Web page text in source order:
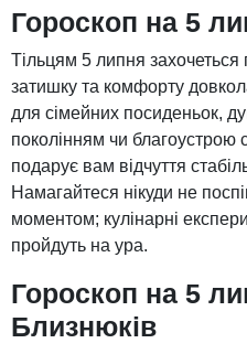
Гороскоп на 5
Тільцям 5 липня
затишку та комфорту
для сімейних посиденьок,
поколінням чи благоустрою
подарує вам відчуття
Намагайтеся нікуди не
моментом; кулінарні
пройдуть на ура.
Гороскоп на 5
Близнюків